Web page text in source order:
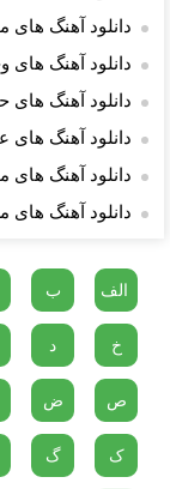
دانلود آهنگ
دانلود آهنگ های
دانلود آهنگ های
دانلود آهنگ های
دانلود آهنگ های
دانلود آهنگ های
الف ب
خ د
ص ض
ک گ